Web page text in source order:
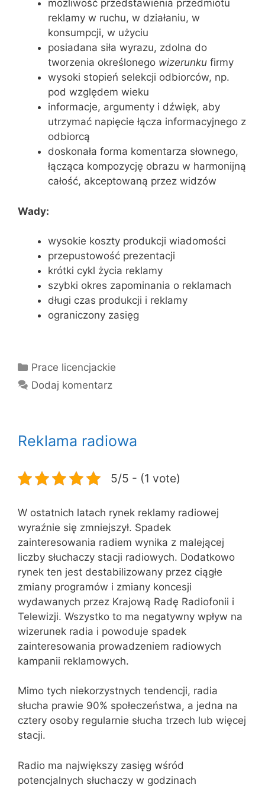
możliwość przedstawienia przedmiotu
reklamy w ruchu, w działaniu, w
konsumpcji, w użyciu
posiadana siła wyrazu, zdolna do
tworzenia określonego wizerunku firmy
wysoki stopień selekcji odbiorców, np.
pod względem wieku
informacje, argumenty i dźwięk, aby
utrzymać napięcie łącza informacyjnego z
odbiorcą
doskonała forma komentarza słownego,
łącząca kompozycję obrazu w harmonijną
całość, akceptowaną przez widzów
Wady:
wysokie koszty produkcji wiadomości
przepustowość prezentacji
krótki cykl życia reklamy
szybki okres zapominania o reklamach
długi czas produkcji i reklamy
ograniczony zasięg
Kategorie
Prace licencjackie
Dodaj komentarz
Reklama radiowa
5/5 - (1 vote)
W ostatnich latach rynek reklamy radiowej
wyraźnie się zmniejszył. Spadek
zainteresowania radiem wynika z malejącej
liczby słuchaczy stacji radiowych. Dodatkowo
rynek ten jest destabilizowany przez ciągłe
zmiany programów i zmiany koncesji
wydawanych przez Krajową Radę Radiofonii i
Telewizji. Wszystko to ma negatywny wpływ na
wizerunek radia i powoduje spadek
zainteresowania prowadzeniem radiowych
kampanii reklamowych.
Mimo tych niekorzystnych tendencji, radia
słucha prawie 90% społeczeństwa, a jedna na
cztery osoby regularnie słucha trzech lub więcej
stacji.
Radio ma największy zasięg wśród
potencjalnych słuchaczy w godzinach